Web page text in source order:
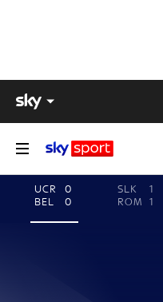
UCR
0
BEL
0
SLK
1
ROM
1